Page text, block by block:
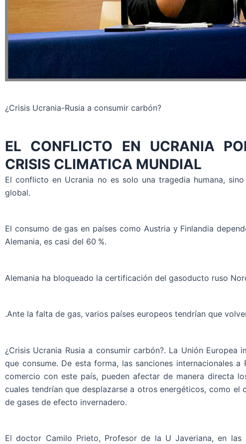
¿Crisis Ucrania-Rusia a consumir carbón?
EL CONFLICTO EN UCRANIA
CRISIS CLIMATICA MUNDIAL
El conflicto en Ucrania no es solo una tragedia humana,
global.
El consumo de gas en países como Austria y Finlandia
Alemania, es casi del 60 %.
Alemania ha bloqueado la certificación del gasoducto ruso
.Ante la falta de gas, varios países europeos tendrían que
¿Crisis Ucrania Rusia a consumir carbón?. La Unión Europea
que consume. De esta forma, las sanciones internacionales
comercio con este país, pueden afectar de manera directa
cuales tendrían que desplazarse a otros energéticos, como el
de gases de efecto invernadero.
El doctor Camilo Prieto, Profesor de la U Javeriana, en